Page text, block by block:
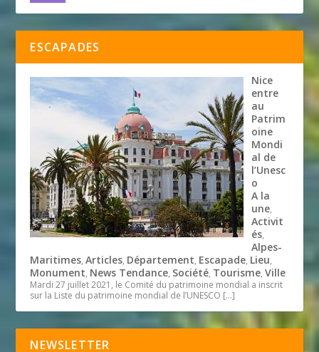
ESCAPADES
Nice
entre
au
Patrim
oine
Mondi
al de
l’Unesc
o
A la
une,
Activit
és,
Alpes-
Maritimes,Articles, Département, Escapade, Lieu,
Monument, News Tendance, Société, Tourisme,Ville
Mardi 27 juillet 2021, le Comité du patrimoine mondial a inscrit
sur la Liste du patrimoine mondial de l’UNESCO […]
NEWSLETTER